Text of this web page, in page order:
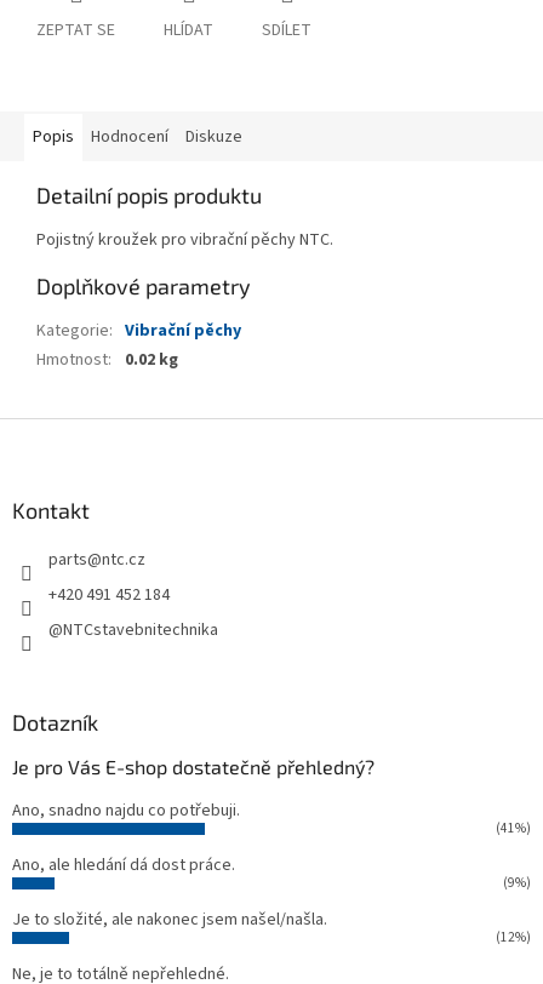
ZEPTAT SE HLÍDAT SDÍLET
Popis Hodnocení Diskuze
Detailní popis produktu
Pojistný kroužek pro vibrační pěchy NTC.
Doplňkové parametry
Kategorie: Vibrační pěchy
Hmotnost: 0.02 kg
Kontakt
parts@ntc.cz
+420 491 452 184
@NTCstavebnitechnika
Dotazník
Je pro Vás E-shop dostatečně přehledný?
Ano, snadno najdu co potřebuji.
(41%)
Ano, ale hledání dá dost práce.
(9%)
Je to složité, ale nakonec jsem našel/našla.
(12%)
Ne, je to totálně nepřehledné.